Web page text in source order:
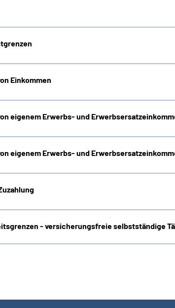
Einkommen
eigenem Erwerbs- und
eigenem Erwerbs- und
- versicherungsfreie selbstständige